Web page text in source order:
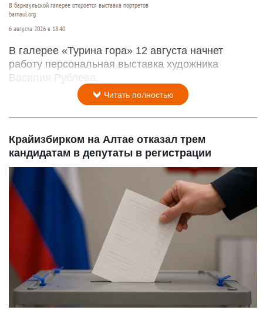
В барнаульской галерее откроется выставка портретов
barnaul.org
6 августа 2026 в 18:40
В галерее «Турина гора» 12 августа начнет
работу персональная выставка художника
Василия Рублева.
Читать полностью
Крайизбирком на Алтае отказал трем
кандидатам в депутаты в регистрации